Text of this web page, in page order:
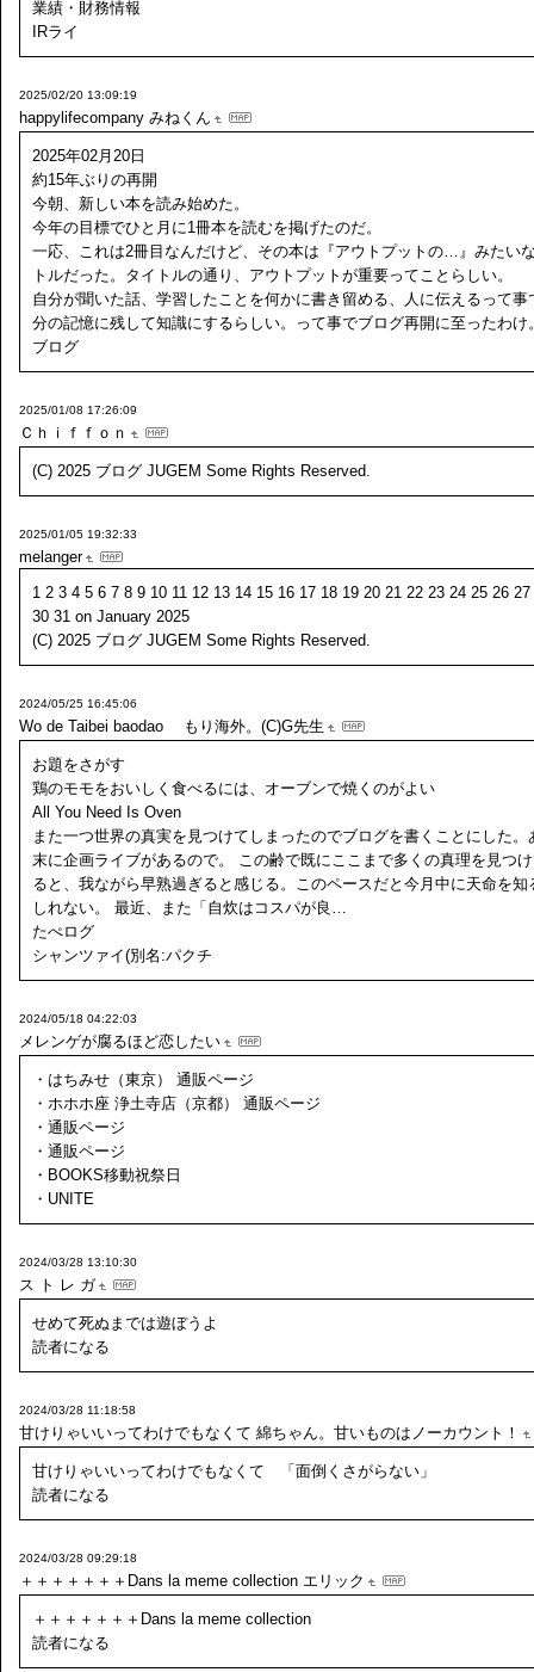
業績・財務情報
IRライ
2025/02/20 13:09:19
happylifecompany みねくん
2025年02月20日
約15年ぶりの再開
今朝、新しい本を読み始めた。
今年の目標でひと月に1冊本を読むを掲げたのだ。
一応、これは2冊目なんだけど、その本は『アウトプットの…』みたい
トルだった。タイトルの通り、アウトプットが重要ってことらしい。
自分が聞いた話、学習したことを何かに書き留める、人に伝えるって事
分の記憶に残して知識にするらしい。って事でブログ再開に至ったわけ
ブログ
2025/01/08 17:26:09
Ｃｈｉｆｆｏｎ
(C) 2025 ブログ JUGEM Some Rights Reserved.
2025/01/05 19:32:33
melanger
1 2 3 4 5 6 7 8 9 10 11 12 13 14 15 16 17 18 19 20 21 22 23 24 25 26 27
30 31 on January 2025
(C) 2025 ブログ JUGEM Some Rights Reserved.
2024/05/25 16:45:06
Wo de Taibei baodao もり海外。(C)G先生
お題をさがす
鶏のモモをおいしく食べるには、オーブンで焼くのがよい
All You Need Is Oven
また一つ世界の真実を見つけてしまったのでブログを書くことにした。
末に企画ライブがあるので。 この齢で既にここまで多くの真理を見つ
ると、我ながら早熟過ぎると感じる。このペースだと今月中に天命を知
しれない。 最近、また「自炊はコスパが良…
たぺログ
シャンツァイ(別名:パクチ
2024/05/18 04:22:03
メレンゲが腐るほど恋したい
・はちみせ（東京） 通販ページ
・ホホホ座 浄土寺店（京都） 通販ページ
・通販ページ
・通販ページ
・BOOKS移動祝祭日
・UNITE
2024/03/28 13:10:30
ス ト レ ガ
せめて死ぬまでは遊ぼうよ
読者になる
2024/03/28 11:18:58
甘けりゃいいってわけでもなくて 綿ちゃん。甘いものはノーカウント！
甘けりゃいいってわけでもなくて 「面倒くさがらない」
読者になる
2024/03/28 09:29:18
＋＋＋＋＋＋＋Dans la meme collection エリック
＋＋＋＋＋＋＋Dans la meme collection
読者になる